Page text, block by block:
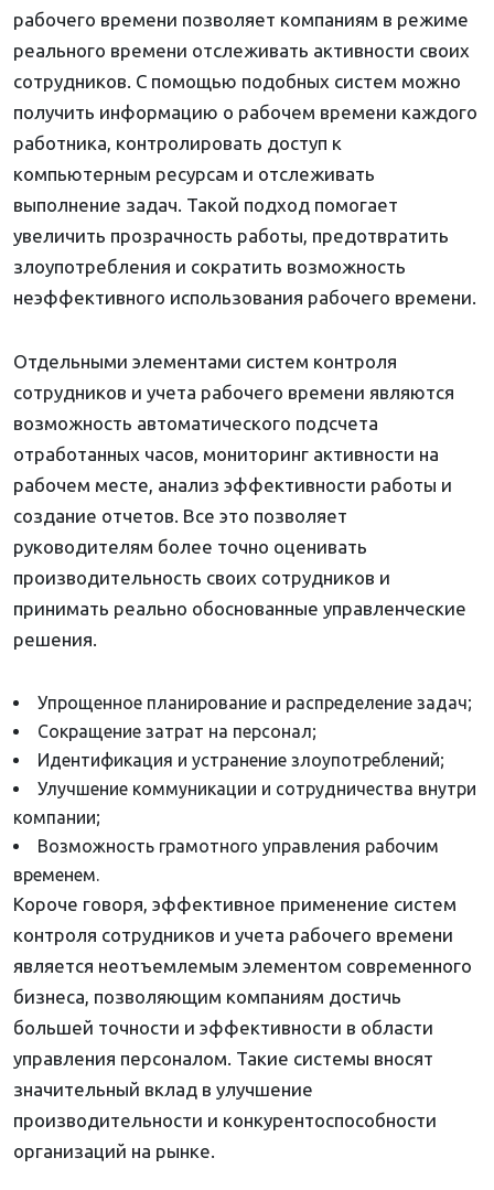
рабочего времени позволяет компаниям в режиме
реального времени отслеживать активности своих
сотрудников. С помощью подобных систем можно
получить информацию о рабочем времени каждого
работника, контролировать доступ к
компьютерным ресурсам и отслеживать
выполнение задач. Такой подход помогает
увеличить прозрачность работы, предотвратить
злоупотребления и сократить возможность
неэффективного использования рабочего времени.
Отдельными элементами систем контроля
сотрудников и учета рабочего времени являются
возможность автоматического подсчета
отработанных часов, мониторинг активности на
рабочем месте, анализ эффективности работы и
создание отчетов. Все это позволяет
руководителям более точно оценивать
производительность своих сотрудников и
принимать реально обоснованные управленческие
решения.
Упрощенное планирование и распределение задач;
Сокращение затрат на персонал;
Идентификация и устранение злоупотреблений;
Улучшение коммуникации и сотрудничества внутри
компании;
Возможность грамотного управления рабочим
временем.
Короче говоря, эффективное применение систем
контроля сотрудников и учета рабочего времени
является неотъемлемым элементом современного
бизнеса, позволяющим компаниям достичь
большей точности и эффективности в области
управления персоналом. Такие системы вносят
значительный вклад в улучшение
производительности и конкурентоспособности
организаций на рынке.